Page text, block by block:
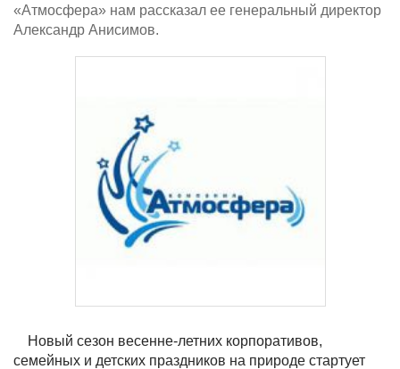
«Атмосфера» нам рассказал ее генеральный директор
Александр Анисимов.
Новый сезон весенне-летних корпоративов,
семейных и детских праздников на природе стартует